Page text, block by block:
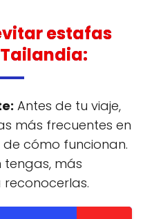
estafas
Antes de tu viaje,
más frecuentes en
cómo funcionan.
más